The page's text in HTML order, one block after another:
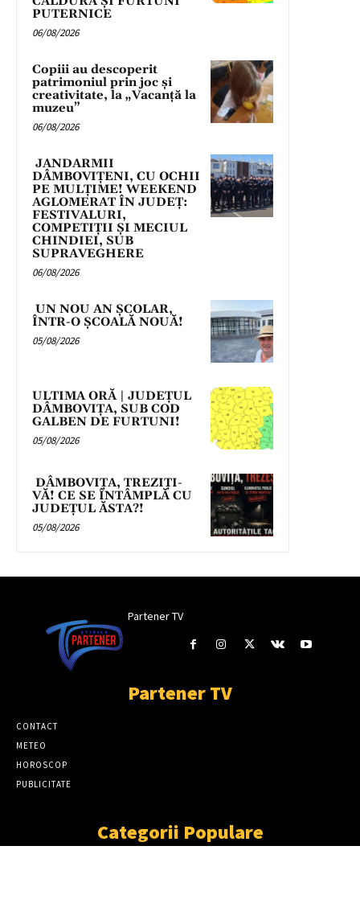
PUTERNICE
06/08/2026
Copiii au descoperit
patrimoniul prin joc și
creativitate, la „Vacanță la
muzeu”
06/08/2026
JANDARMII
DÂMBOVIȚENI, CU OCHII
PE MULȚIME! WEEKEND
AGLOMERAT ÎN JUDEȚ:
FESTIVALURI,
COMPETIȚII ȘI MECIUL
CHINDIEI, SUB
SUPRAVEGHERE
06/08/2026
UN NOU AN ȘCOLAR,
ÎNTR-O ȘCOALĂ NOUĂ!
05/08/2026
ULTIMA ORĂ | JUDEȚUL
DÂMBOVIȚA, SUB COD
GALBEN DE FURTUNI!
05/08/2026
DÂMBOVIȚA, TREZIȚI-
VĂ! CE SE ÎNTÂMPLĂ CU
JUDEȚUL ĂSTA?!
05/08/2026
Partener TV
Partener TV
CONTACT
METEO
HOROSCOP
PUBLICITATE
Categorii Populare